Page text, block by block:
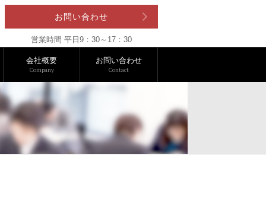
お問い合わせ
営業時間 平日9：30～17：30
会社概要
Company
お問い合わせ
Contact